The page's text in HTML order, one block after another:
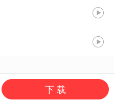
下 载